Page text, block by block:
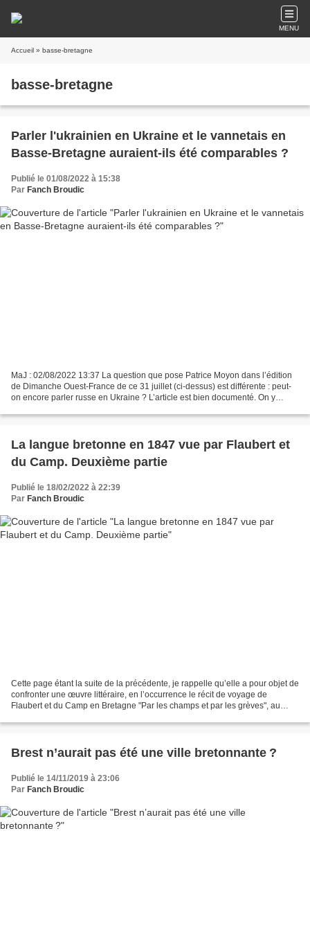
MENU
Accueil » basse-bretagne
basse-bretagne
Parler l'ukrainien en Ukraine et le vannetais en
Basse-Bretagne auraient-ils été comparables ?
Publié le 01/08/2022 à 15:38
Par Fanch Broudic
MaJ : 02/08/2022 13:37 La question que pose Patrice Moyon dans l’édition
de Dimanche Ouest-France de ce 31 juillet (ci-dessus) est différente : peut-
on encore parler russe en Ukraine ? L’article est bien documenté. On y
La langue bretonne en 1847 vue par Flaubert et
du Camp. Deuxième partie
Publié le 18/02/2022 à 22:39
Par Fanch Broudic
Cette page étant la suite de la précédente, je rappelle qu’elle a pour objet de
confronter une œuvre littéraire, en l’occurrence le récit de voyage de
Flaubert et du Camp en Bretagne "Par les champs et par les grèves", au
Brest n’aurait pas été une ville bretonnante ?
Publié le 14/11/2019 à 23:06
Par Fanch Broudic